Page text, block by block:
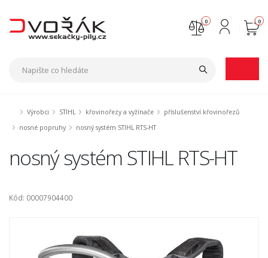
0
0
Výrobci STIHL křovinořezy a vyžínače
příslušenství křovinořezů
nosné popruhy
nosný systém STIHL RTS-HT
nosný systém STIHL RTS-HT
Kód: 00007904400